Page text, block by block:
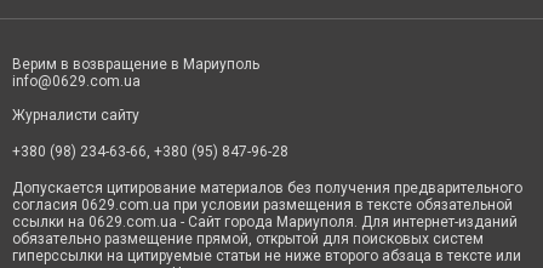
Верим в возвращение в Мариуполь
info@0629.com.ua
Журналисти сайту
+380 (98) 234-63-66, +380 (95) 847-96-28
Допускается цитирование материалов без получения предварительного
согласия 0629.com.ua при условии размещения в тексте обязательной
ссылки на 0629.com.ua - Сайт города Мариуполя. Для интернет-изданий
обязательно размещение прямой, открытой для поисковых систем
гиперссылки на цитируемые статьи не ниже второго абзаца в тексте или